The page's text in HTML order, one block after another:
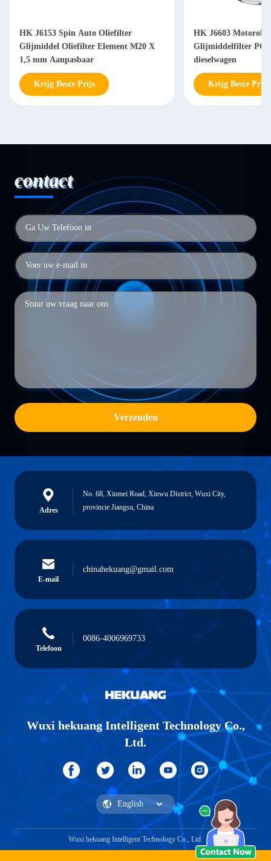
HK J6153 Spin Auto Oliefilter
Glijmiddel Oliefilter Element M20 X
1,5 mm Aanpasbaar
Krijg Beste Prijs
HK J6603
Glijmiddelfilter
dieselwagen
Krijg Beste Prijs
contact
Verzenden
Adres
No. 68, Xinmei Road, Xinwu District, Wuxi City,
provincie Jiangsu, China
E-mail
chinahekuang@gmail.com
Telefoon
0086-4006969733
Wuxi hekuang Intelligent Technology Co.,
Ltd.
Wuxi hekuang Intelligent Technology Co., Ltd.